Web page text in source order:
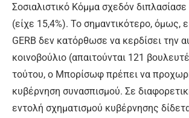
Σοσιαλιστικό Κόμμα σχεδόν
(είχε 15,4%). Το σημαντικότερο, όμως,
GERB δεν κατόρθωσε να κερδίσει την
κοινοβούλιο (απαιτούνται 121
τούτου, ο Μπορίσωφ πρέπει να
κυβέρνηση συνασπισμού. Σε
εντολή σχηματισμού κυβέρνησης